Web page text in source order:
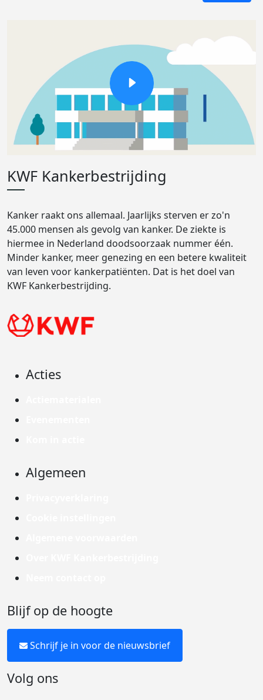
KWF Kankerbestrijding
Kanker raakt ons allemaal. Jaarlijks sterven er zo'n
45.000 mensen als gevolg van kanker. De ziekte is
hiermee in Nederland doodsoorzaak nummer één.
Minder kanker, meer genezing en een betere kwaliteit
van leven voor kankerpatiënten. Dat is het doel van
KWF Kankerbestrijding.
Acties
Algemeen
Blijf op de hoogte
Schrijf je in voor de nieuwsbrief
Volg ons